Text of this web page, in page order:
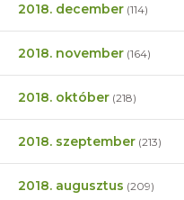
2018. december (114)
2018. november (164)
2018. október (218)
2018. szeptember (213)
2018. augusztus (209)